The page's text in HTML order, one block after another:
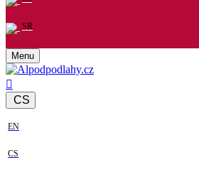
SR
Menu
CS
EN
CS